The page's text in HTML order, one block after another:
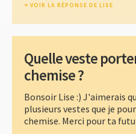
VOIR LA RÉPONSE DE LISE
Quelle veste
chemise ?
Bonsoir Lise :) J'aimerais
plusieurs vestes que je
chemise. Merci pour ta